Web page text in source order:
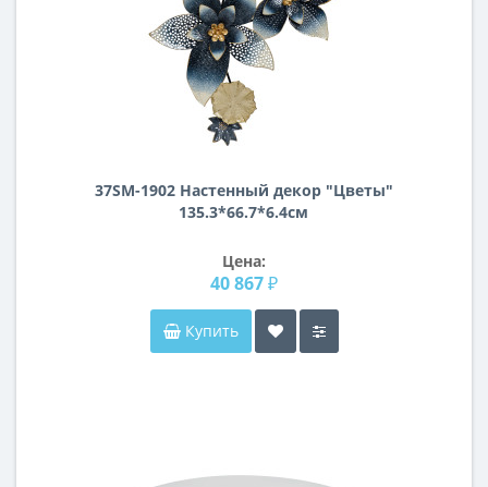
37SM-1902 Настенный декор "Цветы"
135.3*66.7*6.4см
Цена:
40 867 ₽
Купить